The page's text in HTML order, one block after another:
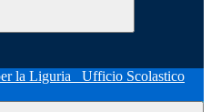
Ufficio Scolastico